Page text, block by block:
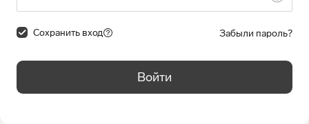
Сохранить вход Забыли пароль?
Войти